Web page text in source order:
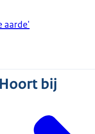
aarde'
Hoort bij